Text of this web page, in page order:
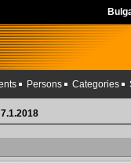
Persons Categories